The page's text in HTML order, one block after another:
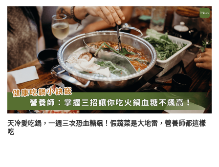
天冷愛吃鍋，一週三次恐血糖飆！假蔬菜是大地雷，營養師都這樣
吃